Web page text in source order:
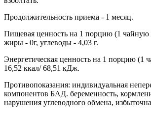
Продолжительность приема - 1 месяц.
Пищевая ценность на 1 порцию (1 чайную
жиры - 0г, углеводы - 4,03 г.
Энергетическая ценность на 1 порцию (1
16,52 ккал/ 68,51 кДж.
Противопоказания: индивидуальная
компонентов БАД. беременность,
нарушения углеводного обмена,